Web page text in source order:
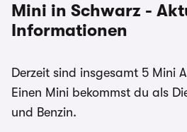
Mini in Schwarz -
Informationen
Derzeit sind insgesamt 5 Mini
Einen Mini bekommst du als
und Benzin.